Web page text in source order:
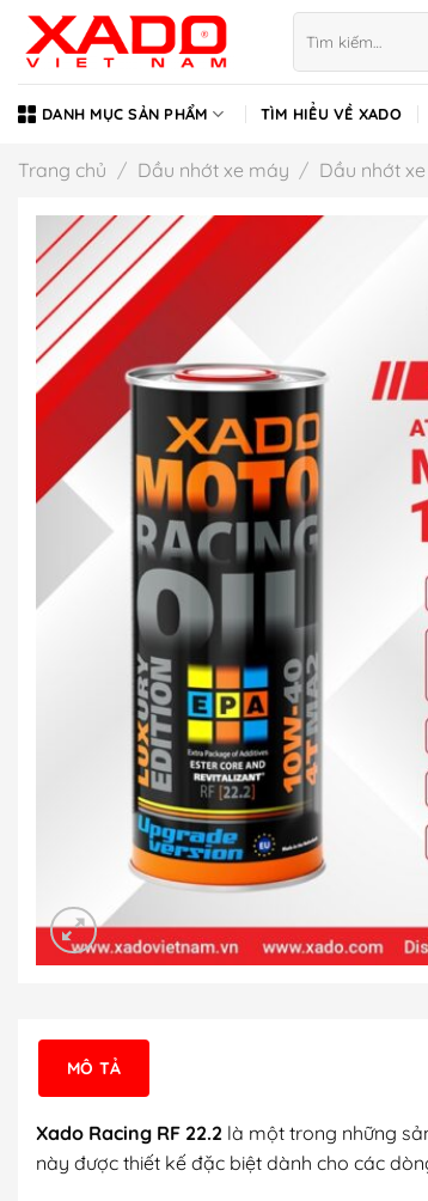
qua
dung
kiếm:
DANH MỤC SẢN PHẨM TÌM HIỂU VỀ XADO
Trang chủ / Dầu nhớt xe máy / Dầu nhớt
MÔ TẢ
Xado Racing RF 22.2 là một trong những
này được thiết kế đặc biệt dành cho các